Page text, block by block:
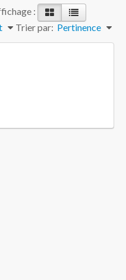
:
Trier par: Pertinence